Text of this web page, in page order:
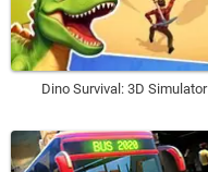
Dino Survival: 3D Simulator